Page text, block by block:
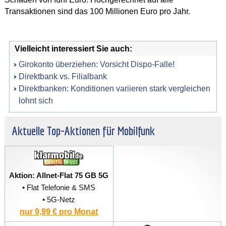
Transaktionen sind das 100 Millionen Euro pro Jahr.
Vielleicht interessiert Sie auch:
Girokonto überziehen: Vorsicht Dispo-Falle!
Direktbank vs. Filialbank
Direktbanken: Konditionen variieren stark vergleichen
lohnt sich
Aktuelle Top-Aktionen für Mobilfunk
Aktion: Allnet-Flat 75 GB 5G
• Flat Telefonie & SMS
• 5G-Netz
nur 9,99 € pro Monat